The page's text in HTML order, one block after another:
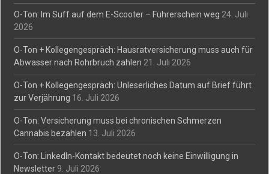
O-Ton: Im Suff auf dem E-Scooter – Führerschein weg 24. Juli
2026
O-Ton + Kollegengespräch: Hausratversicherung muss auch für
Abwasser nach Rohrbruch zahlen 21. Juli 2026
O-Ton + Kollegengespräch: Unleserliches Datum auf Brief führt
zur Verjährung 16. Juli 2026
O-Ton: Versicherung muss bei chronischen Schmerzen
Cannabis bezahlen 13. Juli 2026
O-Ton: LinkedIn-Kontakt bedeutet noch keine Einwilligung in
Newsletter 9. Juli 2026